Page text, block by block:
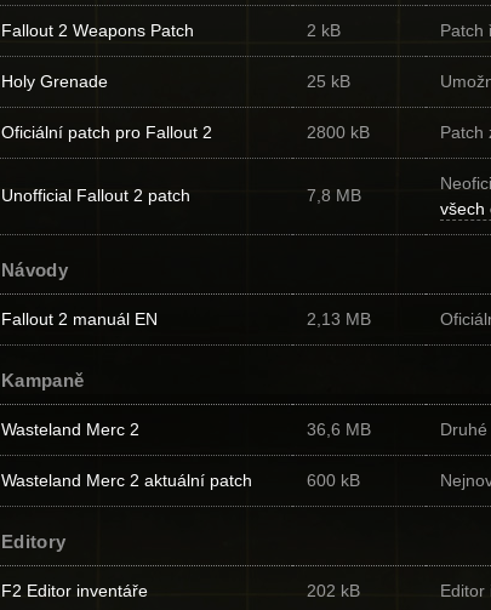
Fallout 2 Weapons Patch 2 kB Patch
Holy Grenade 25 kB
Oficiální patch pro Fallout 2 2800 kB Patch
Unofficial Fallout 2 patch 7,8 MB
všech
Návody
Fallout 2 manuál EN 2,13 MB
Kampaně
Wasteland Merc 2 36,6 MB
Wasteland Merc 2 aktuální patch 600 kB
Editory
F2 Editor inventáře 202 kB Editor